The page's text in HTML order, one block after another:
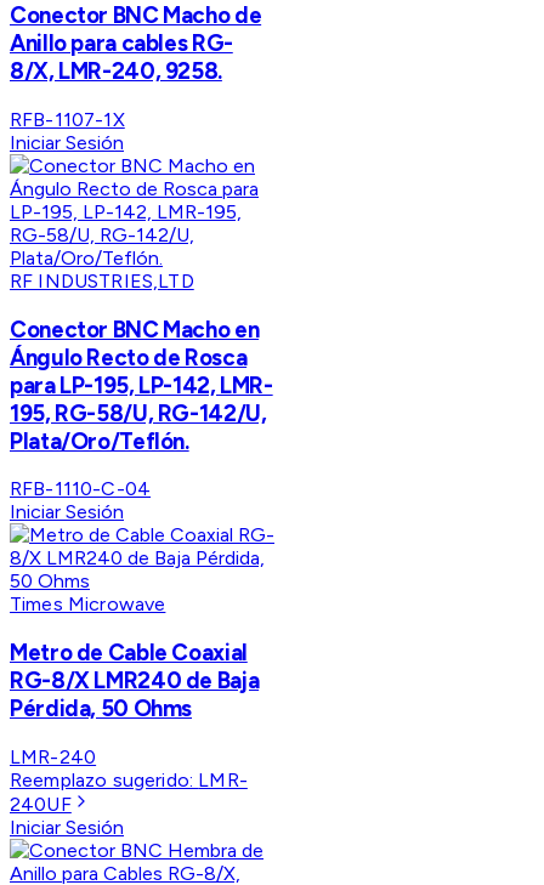
Conector BNC Macho de
Anillo para cables RG-
8/X, LMR-240, 9258.
RFB-1107-1X
Iniciar Sesión
RF INDUSTRIES,LTD
Conector BNC Macho en
Ángulo Recto de Rosca
para LP-195, LP-142, LMR-
195, RG-58/U, RG-142/U,
Plata/Oro/Teflón.
RFB-1110-C-04
Iniciar Sesión
Times Microwave
Metro de Cable Coaxial
RG-8/X LMR240 de Baja
Pérdida, 50 Ohms
LMR-240
Reemplazo sugerido: LMR-
240UF
Iniciar Sesión